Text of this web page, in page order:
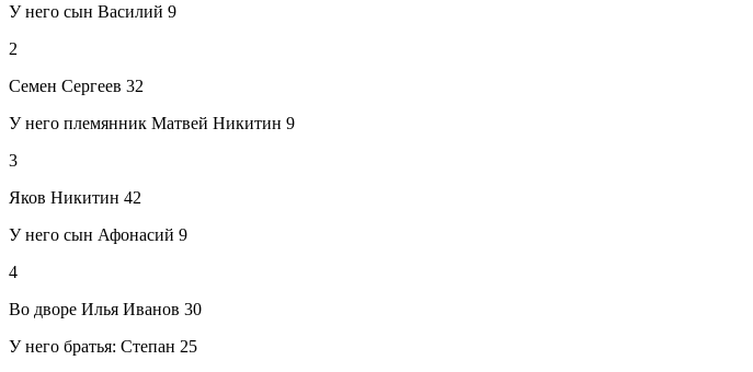
У него сын Василий 9
2
Семен Сергеев 32
У него племянник Матвей Никитин 9
3
Яков Никитин 42
У него сын Афонасий 9
4
Во дворе Илья Иванов 30
У него братья: Степан 25